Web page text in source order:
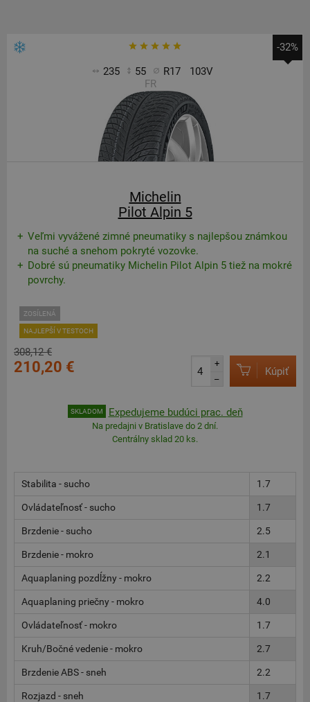
235 55 R17
103V
FR
-32%
Michelin
Pilot Alpin 5
Veľmi vyvážené zimné pneumatiky s najlepšou známkou
na suché a snehom pokryté vozovke.
Dobré sú pneumatiky Michelin Pilot Alpin 5 tiež na mokré
povrchy.
ZOSÍLENÁ
NAJLEPŠÍ V TESTOCH
308,12 €
210,20 €
+
–
Kúpiť
SKLADOM Expedujeme budúci prac. deň
Na predajni v Bratislave do 2 dní.
Centrálny sklad 20 ks.
Stabilita - sucho 1.7
Ovládateľnosť - sucho 1.7
Brzdenie - sucho 2.5
Brzdenie - mokro 2.1
Aquaplaning pozdĺžny - mokro 2.2
Aquaplaning priečny - mokro 4.0
Ovládateľnosť - mokro 1.7
Kruh/Bočné vedenie - mokro 2.7
Brzdenie ABS - sneh 2.2
Rozjazd - sneh 1.7